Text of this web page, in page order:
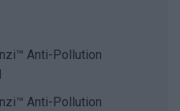
Anti-Pollution
Anti-Pollution